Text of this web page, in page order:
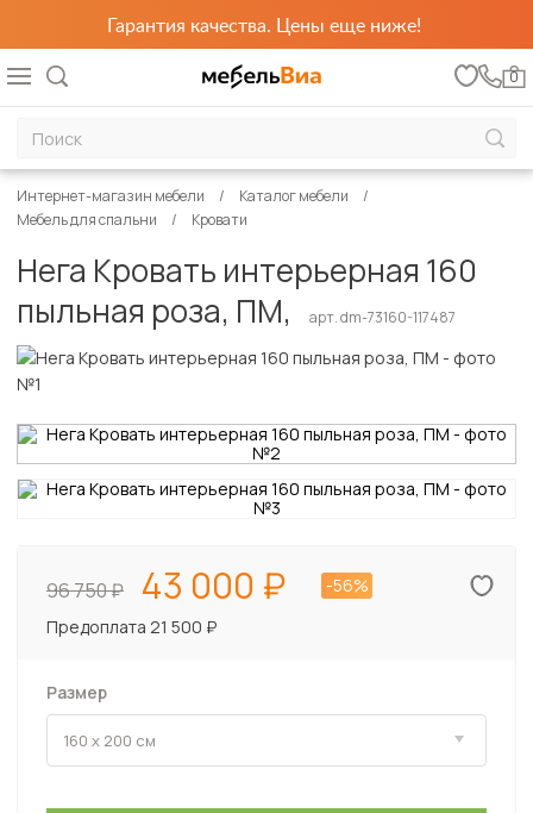
Гарантия качества. Цены еще ниже!
0
Интернет-магазин мебели
Каталог мебели
Мебель для спальни
Кровати
Нега Кровать интерьерная 160
пыльная роза, ПМ,
арт. dm-73160-117487
96 750 43 000
-56%
Предоплата 21 500 ₽
Размер